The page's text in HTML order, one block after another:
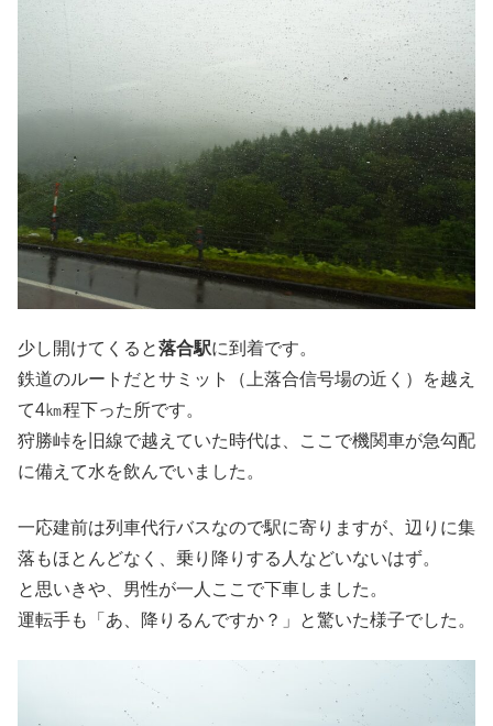
少し開けてくると落合駅に到着です。
鉄道のルートだとサミット（上落合信号場の近く）を越え
て4㎞程下った所です。
狩勝峠を旧線で越えていた時代は、ここで機関車が急勾配
に備えて水を飲んでいました。
一応建前は列車代行バスなので駅に寄りますが、辺りに集
落もほとんどなく、乗り降りする人などいないはず。
と思いきや、男性が一人ここで下車しました。
運転手も「あ、降りるんですか？」と驚いた様子でした。